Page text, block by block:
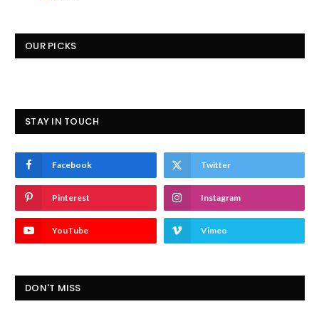
OUR PICKS
STAY IN TOUCH
Facebook Twitter
Pinterest Instagram
YouTube Vimeo
DON'T MISS